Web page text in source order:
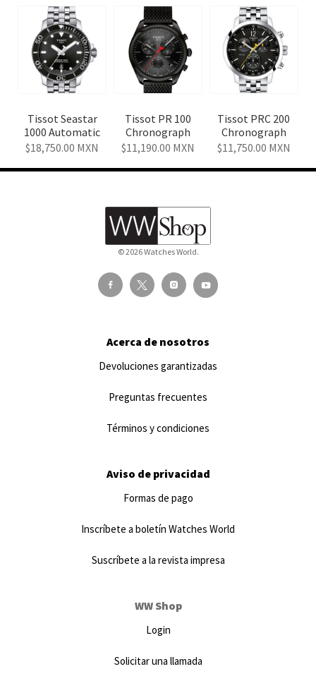
Tissot Seastar
1000 Automatic
18,750.00 MXN
Tissot PR 100
Chronograph
11,190.00 MXN
Tissot PRC 200
Chronograph
11,750.00 MXN
© 2026 Watches World.
Acerca de nosotros
Devoluciones garantizadas
Preguntas frecuentes
Términos y condiciones
Aviso de privacidad
Formas de pago
Inscríbete a boletín Watches World
Suscríbete a la revista impresa
WW Shop
Login
Solicitar una llamada